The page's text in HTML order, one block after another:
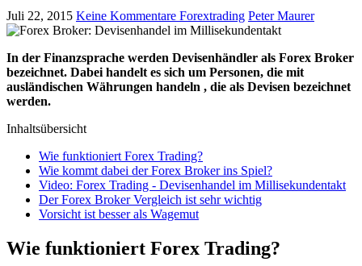
Juli 22, 2015 Keine Kommentare Forextrading Peter Maurer
In der Finanzsprache werden Devisenhändler als Forex Broker
bezeichnet. Dabei handelt es sich um Personen, die mit
ausländischen Währungen handeln , die als Devisen bezeichnet
werden.
Inhaltsübersicht
Wie funktioniert Forex Trading?
Wie kommt dabei der Forex Broker ins Spiel?
Video: Forex Trading - Devisenhandel im Millisekundentakt
Der Forex Broker Vergleich ist sehr wichtig
Vorsicht ist besser als Wagemut
Wie funktioniert Forex Trading?